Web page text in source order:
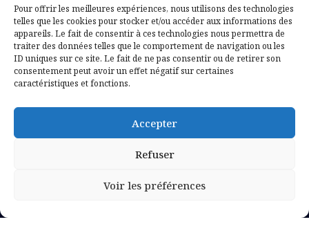
Pour offrir les meilleures expériences, nous utilisons des technologies
telles que les cookies pour stocker et/ou accéder aux informations des
appareils. Le fait de consentir à ces technologies nous permettra de
traiter des données telles que le comportement de navigation ou les
ID uniques sur ce site. Le fait de ne pas consentir ou de retirer son
consentement peut avoir un effet négatif sur certaines
caractéristiques et fonctions.
Accepter
Refuser
Voir les préférences
Mentions légales
Politique de confidentialité